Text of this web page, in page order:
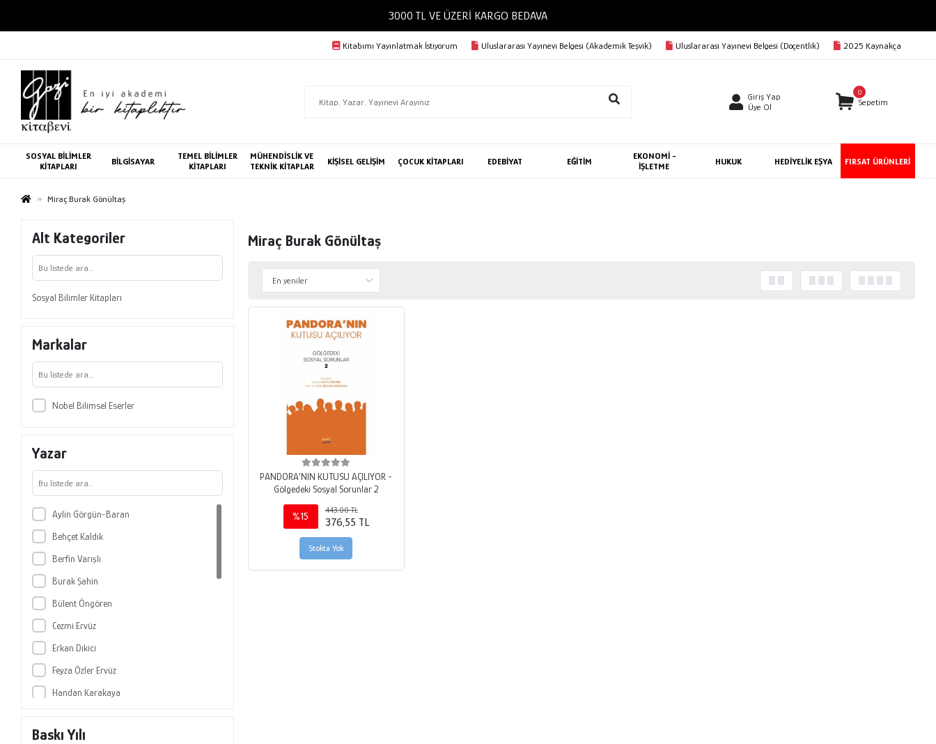
3000 TL VE ÜZERİ KARGO BEDAVA
Kitabımı Yayınlatmak İstiyorum Uluslararası Yayınevi Belgesi (Akademik Teşvik) Uluslararası Yayınevi Belgesi (Doçentlik) 2025 Kaynakça
Giriş Yap
Üye Ol
0
Sepetim
SOSYAL BİLİMLER
KİTAPLARI
BİLGİSAYAR
TEMEL BİLİMLER
KİTAPLARI
MÜHENDİSLİK VE
TEKNİK KİTAPLAR
KİŞİSEL GELİŞİM ÇOCUK KİTAPLARI EDEBİYAT EĞİTİM
EKONOMİ -
İŞLETME
HUKUK HEDİYELİK EŞYA FIRSAT ÜRÜNLERİ
Miraç Burak Gönültaş
Alt Kategoriler
Sosyal Bilimler Kitapları
Markalar
Nobel Bilimsel Eserler
Yazar
Aylin Görgün-Baran
Behçet Kaldık
Berfin Varışlı
Burak Şahin
Bülent Öngören
Cezmi Ervüz
Erkan Dikici
Feyza Özler Ervüz
Handan Karakaya
Meral Öztürk
Baskı Yılı
Miraç Burak Gönültaş
PANDORA’NIN KUTUSU AÇILIYOR -
Gölgedeki Sosyal Sorunlar 2
%15
443,00 TL
376,55 TL
Stokta Yok